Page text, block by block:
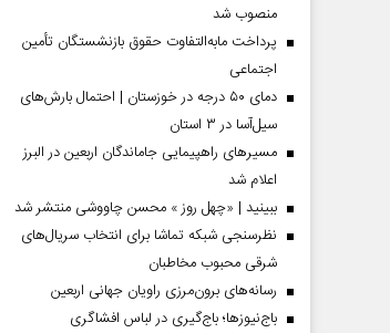
منصوب شد
پرداخت مابه‌التفاوت حقوق بازنشستگان تأمین
اجتماعی
دمای ۵۰ درجه در خوزستان | احتمال بارش‌های
سیل‌آسا در ۳ استان
مسیر‌های راهپیمایی جاماندگان اربعین در البرز
اعلام شد
ببینید | «چهل روز » محسن چاووشی منتشر شد
نظرسنجی شبکه تماشا برای انتخاب سریال‌های
شرقی محبوب مخاطبان
رسانه‌های برون‌مرزی راویان جهانی اربعین
باج‌نیوزها؛ باج‌گیری در لباس افشاگری
صفحات نخست‌روزنامه‌ها‌ی‌چهارشنبه‌۷‌مردادماه